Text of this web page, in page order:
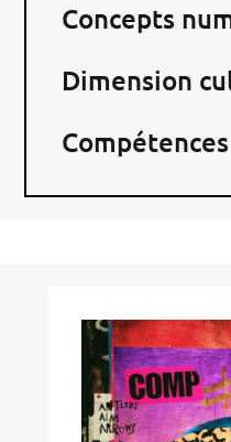
Concepts
Dimension
Compétences